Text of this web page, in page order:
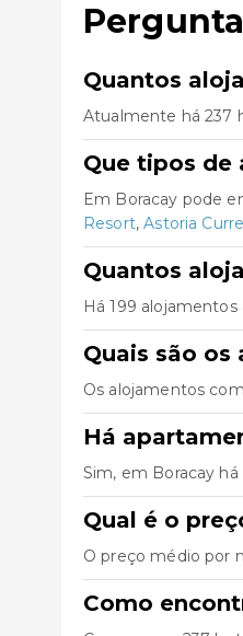
Quantos
Atualmente há 237
Que tipos de
Em Boracay pode
Resort,Astoria
Quantos
Há 199
Quais são
Os alojamentos
Há
Sim, em Boracay
Qual é o
O preço médio por
Como